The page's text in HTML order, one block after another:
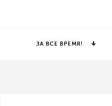
ЗА ВСЕ ВРЕМЯ!